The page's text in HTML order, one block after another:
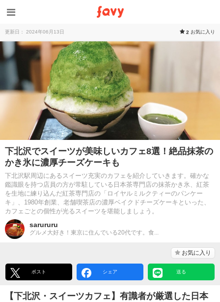
更新日： 2024年06月13日 2 お気に入り
下北沢でスイーツが美味しいカフェ8選！絶品抹茶の
かき氷に濃厚チーズケーキも
下北沢駅周辺にあるスイーツ充実のカフェを紹介していきます。確かな
鑑識眼を持つ店員の方が常駐している日本茶専門店の抹茶かき氷、紅茶
を生地に練り込んだ紅茶専門店の「ロイヤルミルクティーのパンケー
キ」、1980年創業、老舗喫茶店の濃厚ベイクドチーズケーキといった、
カフェごとの個性が光るスイーツを堪能しましょう。
sarururu
グルメ大好き！東京に住んでいる20代です。食...
お気に入り
ポスト シェア 送る
【下北沢・スイーツカフェ】有識者が厳選した日本